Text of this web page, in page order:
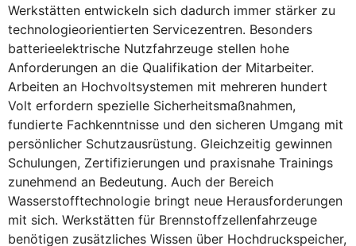
Werkstätten entwickeln sich dadurch immer stärker zu
technologieorientierten Servicezentren. Besonders
batterieelektrische Nutzfahrzeuge stellen hohe
Anforderungen an die Qualifikation der Mitarbeiter.
Arbeiten an Hochvoltsystemen mit mehreren hundert
Volt erfordern spezielle Sicherheitsmaßnahmen,
fundierte Fachkenntnisse und den sicheren Umgang mit
persönlicher Schutzausrüstung. Gleichzeitig gewinnen
Schulungen, Zertifizierungen und praxisnahe Trainings
zunehmend an Bedeutung. Auch der Bereich
Wasserstofftechnologie bringt neue Herausforderungen
mit sich. Werkstätten für Brennstoffzellenfahrzeuge
benötigen zusätzliches Wissen über Hochdruckspeicher,